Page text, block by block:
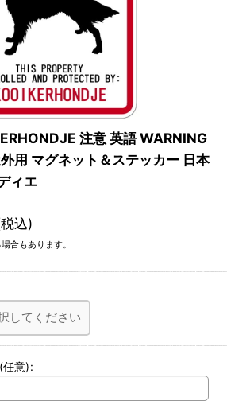
注意 英語 WARNING
用 マグネット＆ステッカー 日本
ィエ
込)
合もあります。
してください
(任意):